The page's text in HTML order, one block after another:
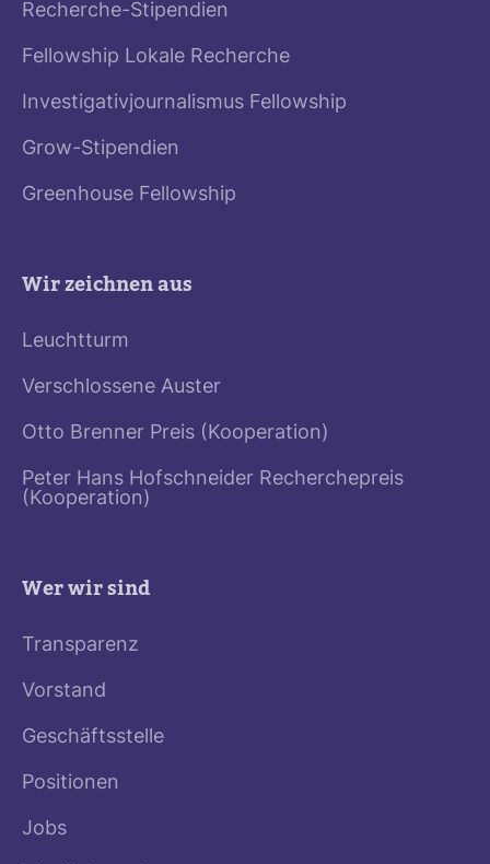
Recherche-Stipendien
Fellowship Lokale Recherche
Investigativjournalismus Fellowship
Grow-Stipendien
Greenhouse Fellowship
Wir zeichnen aus
Leuchtturm
Verschlossene Auster
Otto Brenner Preis (Kooperation)
Peter Hans Hofschneider Recherchepreis
(Kooperation)
Wer wir sind
Transparenz
Vorstand
Geschäftsstelle
Positionen
Jobs